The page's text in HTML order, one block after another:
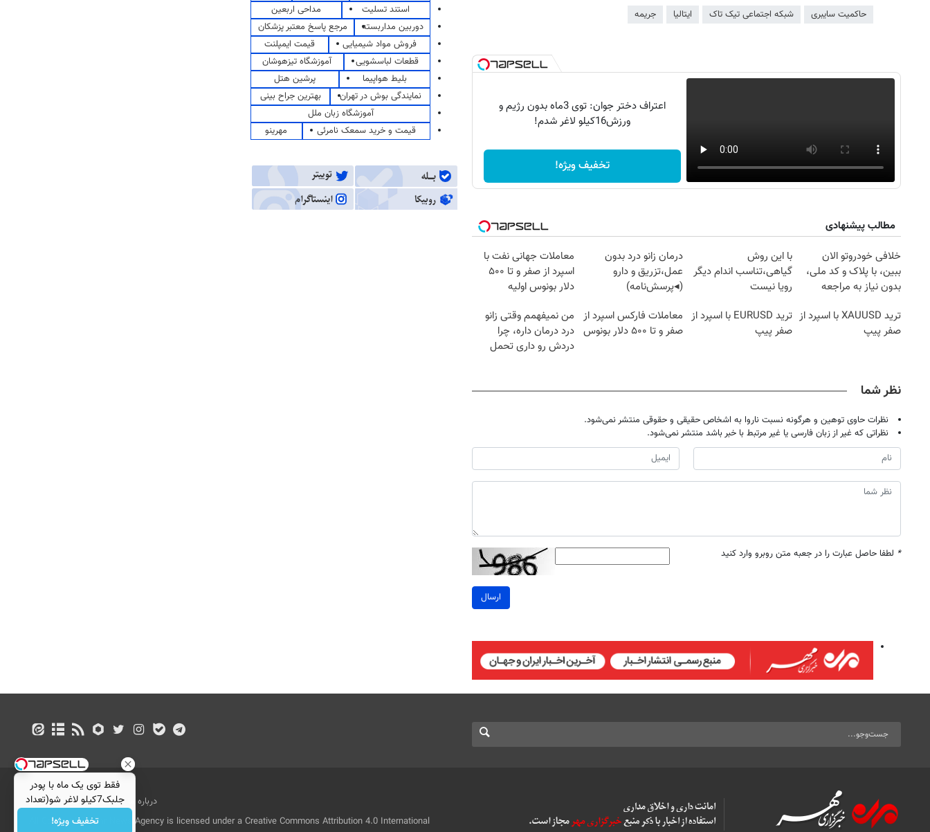
حاکمیت سایبری شبکه اجتماعی تیک تاک ایتالیا جریمه
اعتراف دختر جوان: توی 3ماه بدون رژیم و
ورزش16کیلو لاغر شدم!
تخفیف ویژه!
مطالب پیشنهادی
خلافی خودروتو الان
ببین، با پلاک و کد ملی،
بدون نیاز به مراجعه
با این روش
گیاهی،تناسب اندام دیگر
رویا نیست
درمان زانو درد بدون
عمل،تزریق و دارو
(◂پرسش‌نامه)
معاملات جهانی نفت با
اسپرد از صفر و تا ۵۰۰
دلار بونوس اولیه
ترید XAUUSD با اسپرد از
صفر پیپ
ترید EURUSD با اسپرد از
صفر پیپ
معاملات فارکس اسپرد از
صفر و تا ۵۰۰ دلار بونوس
من نمیفهمم وقتی زانو
درد درمان داره، چرا
دردش رو داری تحمل
نظر شما
نظرات حاوی توهین و هرگونه نسبت ناروا به اشخاص حقیقی و حقوقی منتشر نمی‌شود.
نظراتی که غیر از زبان فارسی یا غیر مرتبط با خبر باشد منتشر نمی‌شود.
* لطفا حاصل عبارت را در جعبه متن روبرو وارد کنید
ارسال
استند تسلیت
مداحی اربعین
دوربین مداربسته
مرجع پاسخ معتبر پزشکان
فروش مواد شیمیایی
قیمت ایمپلنت
قطعات لباسشویی
آموزشگاه تیزهوشان
بلیط هواپیما
پرشین هتل
نمایندگی بوش در تهران
بهترین جراح بینی
آموزشگاه زبان ملل
قیمت و خرید سمعک نامرئی
مهرینو
درباره ما تماس با ما
بازرگانی
All Content by Mehr News Agency is licensed under a Creative Commons Attribution 4.0 International
فقط توی یک ماه با پودر
جلبک7کیلو لاغر شو(تعداد
محدود)
تخفیف ویژه!